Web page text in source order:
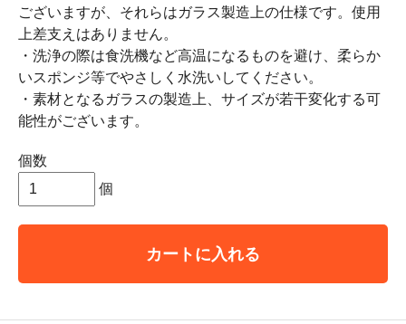
ございますが、それらはガラス製造上の仕様です。使用
上差支えはありません。
・洗浄の際は食洗機など高温になるものを避け、柔らか
いスポンジ等でやさしく水洗いしてください。
・素材となるガラスの製造上、サイズが若干変化する可
能性がございます。
個数
個
カートに入れる